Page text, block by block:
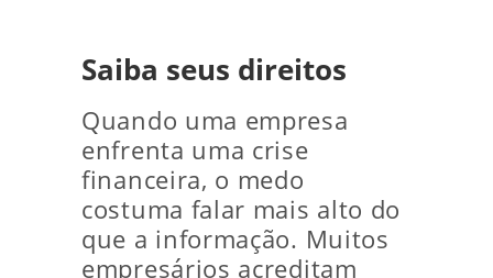
Saiba seus direitos
Quando uma empresa
enfrenta uma crise
financeira, o medo
costuma falar mais alto do
que a informação. Muitos
empresários acreditam